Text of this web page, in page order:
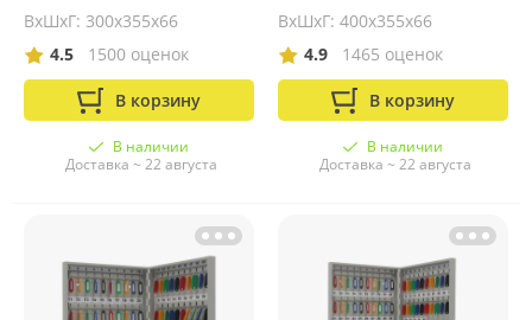
ВхШхГ: 300х355х66
4.5
1500 оценок
В корзину
В наличии
Доставка ~ 22 августа
ВхШхГ: 400х355х66
4.9
1465 оценок
В корзину
В наличии
Доставка ~ 22 августа